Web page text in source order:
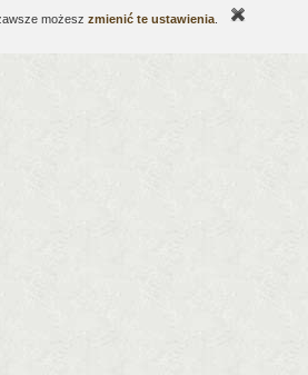
możesz zmienić te ustawienia